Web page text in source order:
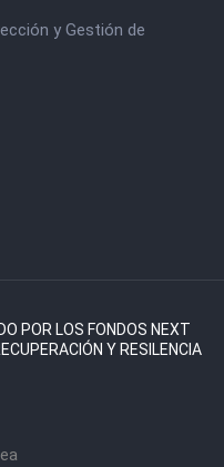
y Gestión de
POR LOS FONDOS NEXT
Y RESILENCIA